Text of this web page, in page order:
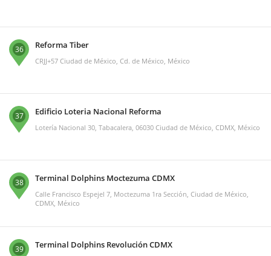
36 Reforma Tiber
CRJJ+57 Ciudad de México, Cd. de México, México
37 Edificio Loteria Nacional Reforma
Lotería Nacional 30, Tabacalera, 06030 Ciudad de México, CDMX, México
38 Terminal Dolphins Moctezuma CDMX
Calle Francisco Espejel 7, Moctezuma 1ra Sección, Ciudad de México,
CDMX, México
39 Terminal Dolphins Revolución CDMX